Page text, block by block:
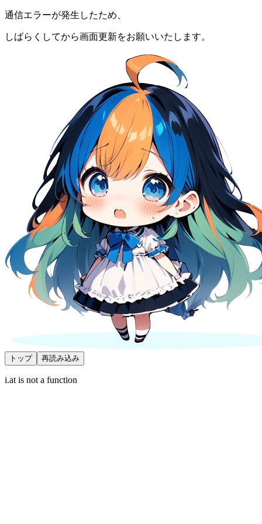
通信エラーが発生したため、
しばらくしてから画面更新をお願いいたします。
トップ 再読み込み
i.at is not a function